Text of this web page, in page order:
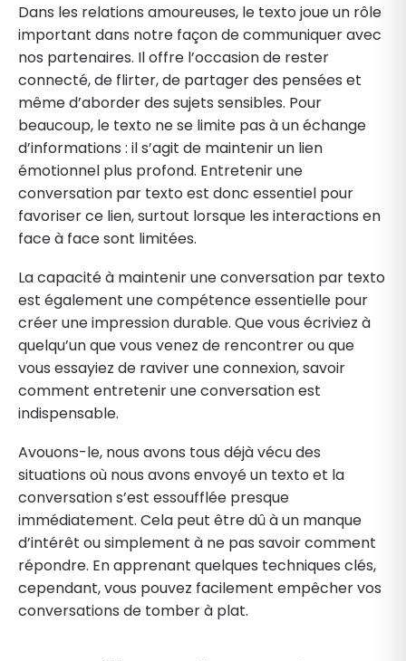
Dans les relations amoureuses, le texto joue un rôle
important dans notre façon de communiquer avec
nos partenaires. Il offre l’occasion de rester
connecté, de flirter, de partager des pensées et
même d’aborder des sujets sensibles. Pour
beaucoup, le texto ne se limite pas à un échange
d’informations : il s’agit de maintenir un lien
émotionnel plus profond. Entretenir une
conversation par texto est donc essentiel pour
favoriser ce lien, surtout lorsque les interactions en
face à face sont limitées.
La capacité à maintenir une conversation par texto
est également une compétence essentielle pour
créer une impression durable. Que vous écriviez à
quelqu’un que vous venez de rencontrer ou que
vous essayiez de raviver une connexion, savoir
comment entretenir une conversation est
indispensable.
Avouons-le, nous avons tous déjà vécu des
situations où nous avons envoyé un texto et la
conversation s’est essoufflée presque
immédiatement. Cela peut être dû à un manque
d’intérêt ou simplement à ne pas savoir comment
répondre. En apprenant quelques techniques clés,
cependant, vous pouvez facilement empêcher vos
conversations de tomber à plat.